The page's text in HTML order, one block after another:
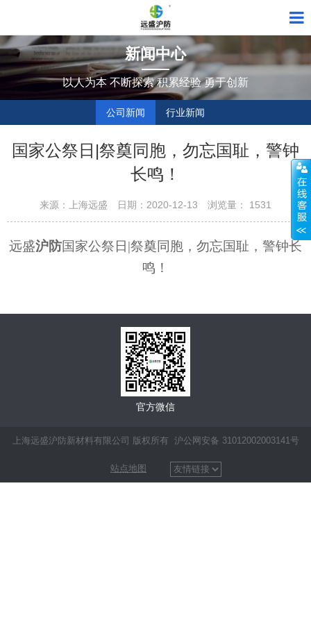
新闻中心
以人为本 不断探索 积累经验 勇于创新
公司新闻 行业新闻
国家公祭日|祭奠同胞，勿忘国耻，警钟
长鸣！
来源：上海远盛 日期：2020-12-13 浏览量： 1531
远盛沪防国家公祭日 |祭奠同胞，勿忘国耻，警钟长
鸣！
官方微信
上海远盛沪防新材料有限公司 版权所有 沪公网安备 31012002003141号
站点地图